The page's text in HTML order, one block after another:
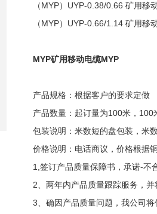
（MYP）UYP-0.38/0.66 矿用
（MYP）UYP-0.66/1.14 矿用
MYP矿用移动电缆MYP
产品规格：根据客户的要求定做
产品数量：起订量为100米，100
包装说明：米数短的盘包装，米
价格说明：电话商议，价格根据
1,签订产品质量保障书，承诺-不
2、两年内产品质量跟踪服务，
3、确因产品质量问题，我公司